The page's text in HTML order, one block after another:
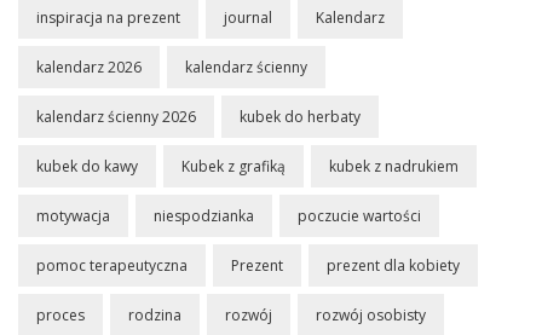
inspiracja na prezent journal Kalendarz
kalendarz 2026 kalendarz ścienny
kalendarz ścienny 2026 kubek do herbaty
kubek do kawy Kubek z grafiką kubek z nadrukiem
motywacja niespodzianka poczucie wartości
pomoc terapeutyczna Prezent prezent dla kobiety
proces rodzina rozwój rozwój osobisty